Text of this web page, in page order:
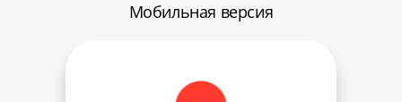
Мобильная версия